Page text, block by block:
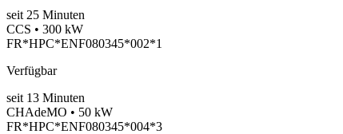
seit 25 Minuten
CCS • 300 kW
FR*HPC*ENF080345*002*1
Verfügbar
seit 13 Minuten
CHAdeMO • 50 kW
FR*HPC*ENF080345*004*3